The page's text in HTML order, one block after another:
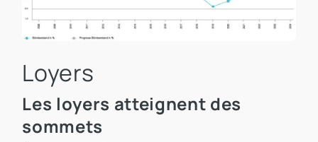
Loyers
Les loyers atteignent des
sommets